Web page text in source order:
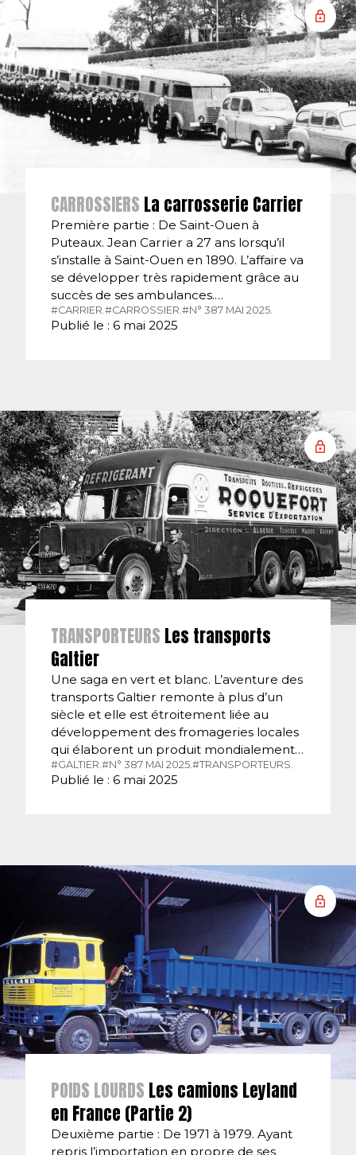
CARROSSIERS La carrosserie Carrier
Première partie : De Saint-Ouen à
Puteaux. Jean Carrier a 27 ans lorsqu’il
s’installe à Saint-Ouen en 1890. L’affaire va
se développer très rapidement grâce au
succès de ses ambulances.…
#CARRIER.#CARROSSIER.#N° 387 MAI 2025.
Publié le : 6 mai 2025
TRANSPORTEURS Les transports
Galtier
Une saga en vert et blanc. L’aventure des
transports Galtier remonte à plus d’un
siècle et elle est étroitement liée au
développement des fromageries locales
qui élaborent un produit mondialement…
#GALTIER.#N° 387 MAI 2025.#TRANSPORTEURS.
Publié le : 6 mai 2025
POIDS LOURDS Les camions Leyland
en France (Partie 2)
Deuxième partie : De 1971 à 1979. Ayant
repris l’importation en propre de ses